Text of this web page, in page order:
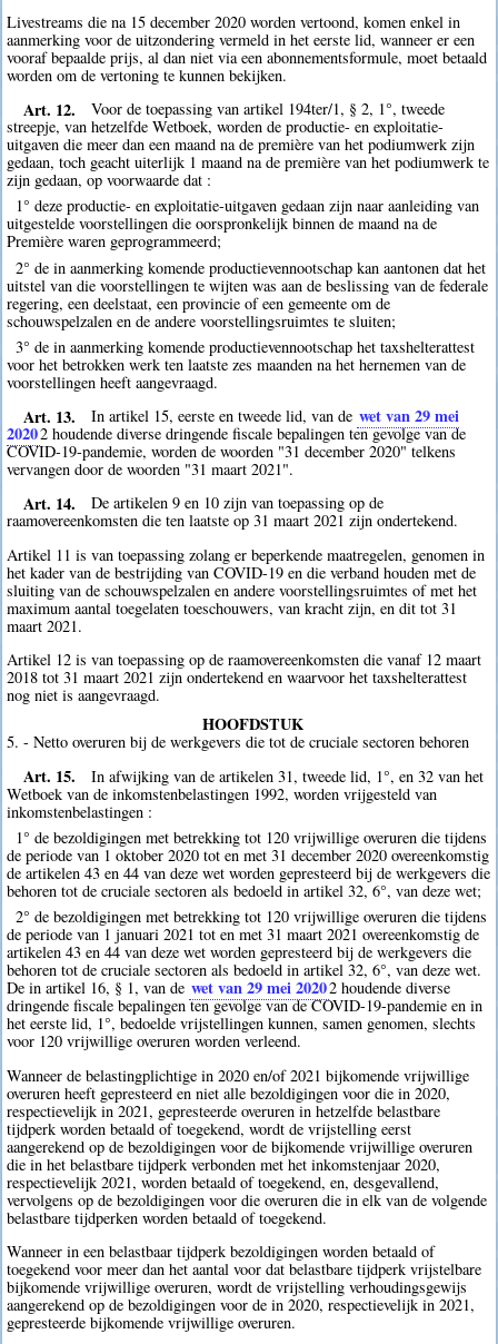
Livestreams die na 15 december 2020 worden vertoond, komen enkel in
aanmerking voor de uitzondering vermeld in het eerste lid, wanneer er een
vooraf bepaalde prijs, al dan niet via een abonnementsformule, moet betaald
worden om de vertoning te kunnen bekijken.
Art. 12.
Voor de toepassing van artikel 194ter/1, § 2, 1°, tweede
streepje, van hetzelfde Wetboek, worden de productie- en exploitatie-
uitgaven die meer dan een maand na de première van het podiumwerk zijn
gedaan, toch geacht uiterlijk 1 maand na de première van het podiumwerk te
zijn gedaan, op voorwaarde dat :
1° deze productie- en exploitatie-uitgaven gedaan zijn naar aanleiding van
uitgestelde voorstellingen die oorspronkelijk binnen de maand na de
Première waren geprogrammeerd;
2° de in aanmerking komende productievennootschap kan aantonen dat het
uitstel van die voorstellingen te wijten was aan de beslissing van de federale
regering, een deelstaat, een provincie of een gemeente om de
schouwspelzalen en de andere voorstellingsruimtes te sluiten;
3° de in aanmerking komende productievennootschap het taxshelterattest
voor het betrokken werk ten laatste zes maanden na het hernemen van de
voorstellingen heeft aangevraagd.
Art. 13. In artikel 15, eerste en tweede lid, van de wet van 29 mei
20202 houdende diverse dringende fiscale bepalingen ten gevolge van de
COVID-19-pandemie, worden de woorden "31 december 2020" telkens
vervangen door de woorden "31 maart 2021".
Art. 14.
De artikelen 9 en 10 zijn van toepassing op de
raamovereenkomsten die ten laatste op 31 maart 2021 zijn ondertekend.
Artikel 11 is van toepassing zolang er beperkende maatregelen, genomen in
het kader van de bestrijding van COVID-19 en die verband houden met de
sluiting van de schouwspelzalen en andere voorstellingsruimtes of met het
maximum aantal toegelaten toeschouwers, van kracht zijn, en dit tot 31
maart 2021.
Artikel 12 is van toepassing op de raamovereenkomsten die vanaf 12 maart
2018 tot 31 maart 2021 zijn ondertekend en waarvoor het taxshelterattest
nog niet is aangevraagd.
HOOFDSTUK
5. - Netto overuren bij de werkgevers die tot de cruciale sectoren behoren
Art. 15.
In afwijking van de artikelen 31, tweede lid, 1°, en 32 van het
Wetboek van de inkomstenbelastingen 1992, worden vrijgesteld van
inkomstenbelastingen :
1° de bezoldigingen met betrekking tot 120 vrijwillige overuren die tijdens
de periode van 1 oktober 2020 tot en met 31 december 2020 overeenkomstig
de artikelen 43 en 44 van deze wet worden gepresteerd bij de werkgevers die
behoren tot de cruciale sectoren als bedoeld in artikel 32, 6°, van deze wet;
2° de bezoldigingen met betrekking tot 120 vrijwillige overuren die tijdens
de periode van 1 januari 2021 tot en met 31 maart 2021 overeenkomstig de
artikelen 43 en 44 van deze wet worden gepresteerd bij de werkgevers die
behoren tot de cruciale sectoren als bedoeld in artikel 32, 6°, van deze wet.
De in artikel 16, § 1, van de wet van 29 mei 20202 houdende diverse
dringende fiscale bepalingen ten gevolge van de COVID-19-pandemie en in
het eerste lid, 1°, bedoelde vrijstellingen kunnen, samen genomen, slechts
voor 120 vrijwillige overuren worden verleend.
Wanneer de belastingplichtige in 2020 en/of 2021 bijkomende vrijwillige
overuren heeft gepresteerd en niet alle bezoldigingen voor die in 2020,
respectievelijk in 2021, gepresteerde overuren in hetzelfde belastbare
tijdperk worden betaald of toegekend, wordt de vrijstelling eerst
aangerekend op de bezoldigingen voor de bijkomende vrijwillige overuren
die in het belastbare tijdperk verbonden met het inkomstenjaar 2020,
respectievelijk 2021, worden betaald of toegekend, en, desgevallend,
vervolgens op de bezoldigingen voor die overuren die in elk van de volgende
belastbare tijdperken worden betaald of toegekend.
Wanneer in een belastbaar tijdperk bezoldigingen worden betaald of
toegekend voor meer dan het aantal voor dat belastbare tijdperk vrijstelbare
bijkomende vrijwillige overuren, wordt de vrijstelling verhoudingsgewijs
aangerekend op de bezoldigingen voor de in 2020, respectievelijk in 2021,
gepresteerde bijkomende vrijwillige overuren.